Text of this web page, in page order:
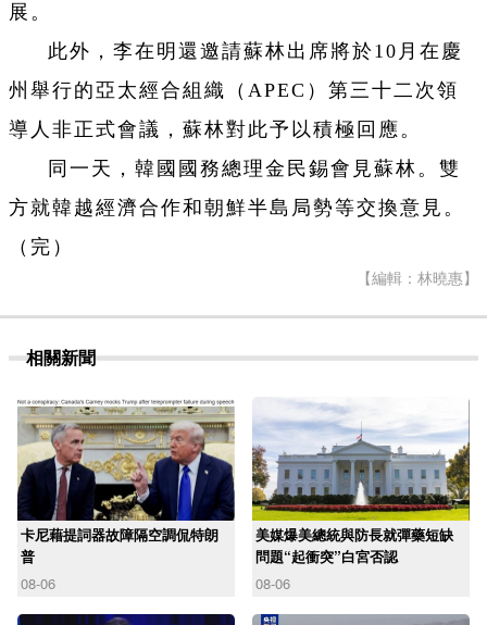
展。
此外，李在明還邀請蘇林出席將於10月在慶
州舉行的亞太經合組織（APEC）第三十二次領
導人非正式會議，蘇林對此予以積極回應。
同一天，韓國國務總理金民錫會見蘇林。雙
方就韓越經濟合作和朝鮮半島局勢等交換意見。
（完）
【編輯：林曉惠】
相關新聞
卡尼藉提詞器故障隔空調侃特朗
普
08-06
美媒爆美總統與防長就彈藥短缺
問題“起衝突”白宮否認
08-06